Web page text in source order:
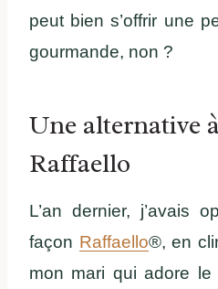
peut bien s’offrir une
gourmande, non ?
Une alternative
Raffaello
L’an dernier, j’avais
façon Raffaello®, en
mon mari qui adore